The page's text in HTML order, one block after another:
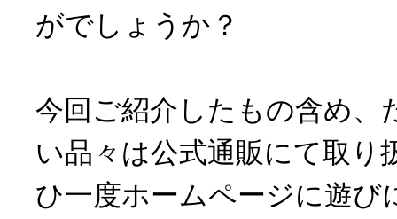
がでしょうか？
今回ご紹介したもの含め、
い品々は公式通販にて取り
ひ一度ホームページに遊び